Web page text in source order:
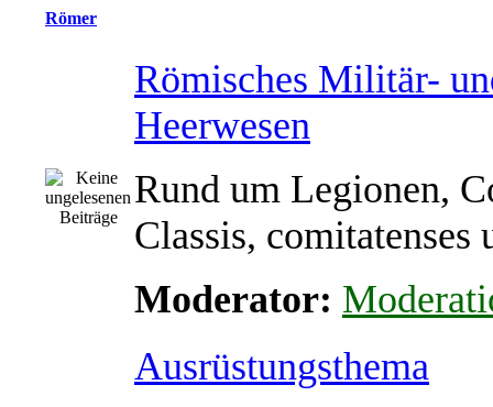
Römer
Römisches Militär-
Heerwesen
Rund um Legionen,
Classis, comitatenses
Moderator:
Ausrüstungsthema